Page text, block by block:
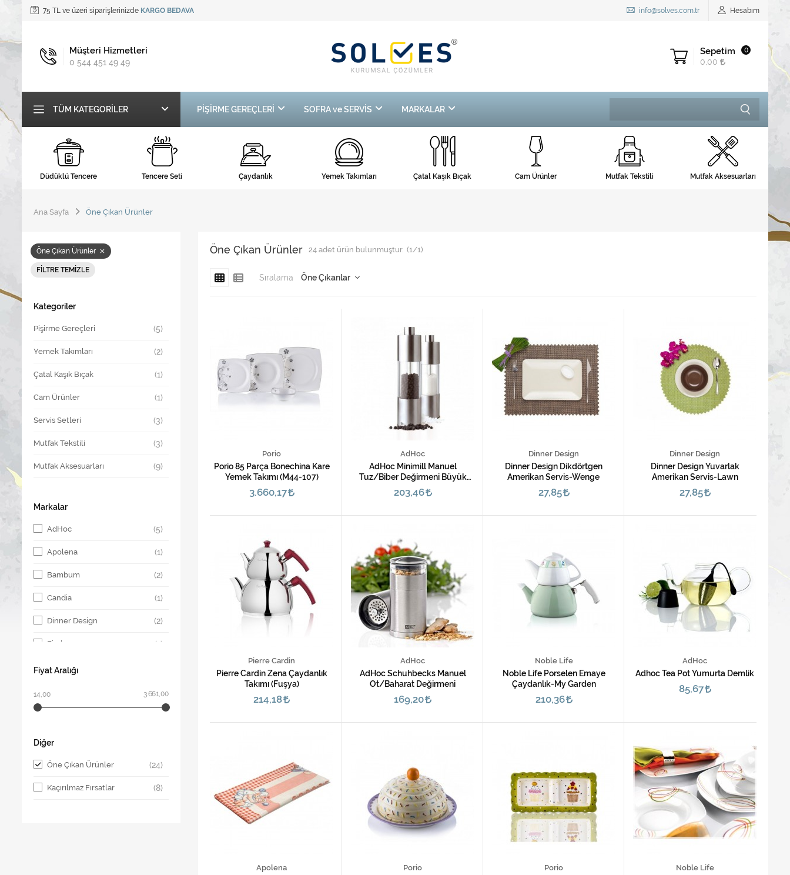
75 TL ve üzeri siparişlerinizde KARGO BEDAVA info@solves.com.tr Hesabım
Müşteri Hizmetleri
0 544 451 49 49
Sepetim 0
0,00
TÜM KATEGORILER PİŞİRME GEREÇLERİ SOFRA ve SERVİS MARKALAR
Düdüklü Tencere Tencere Seti Çaydanlık Yemek Takımları Çatal Kaşık Bıçak Cam Ürünler Mutfak Tekstili Mutfak Aksesuarları
Ana Sayfa Öne Çıkan Ürünler
Öne Çıkan Ürünler 24 adet ürün bulunmuştur. (1/1)
Sıralama
Porio
Porio 85 Parça Bonechina Kare
Yemek Takımı (M44-107)
3.660,17
AdHoc
AdHoc Minimill Manuel
Tuz/Biber Değirmeni Büyük
Boy
203,46
Dinner Design
Dinner Design Dikdörtgen
Amerikan Servis-Wenge
27,85
Dinner Design
Dinner Design Yuvarlak
Amerikan Servis-Lawn
27,85
Pierre Cardin
Pierre Cardin Zena Çaydanlık
Takımı (Fuşya)
214,18
AdHoc
AdHoc Schuhbecks Manuel
Ot/Baharat Değirmeni
169,20
Noble Life
Noble Life Porselen Emaye
Çaydanlık-My Garden
210,36
AdHoc
Adhoc Tea Pot Yumurta Demlik
85,67
Apolena Porio Porio Noble Life
Öne Çıkan Ürünler
FILTRE TEMIZLE
Kategoriler
Pişirme Gereçleri
Yemek Takımları
Çatal Kaşık Bıçak
Cam Ürünler
Servis Setleri
Mutfak Tekstili
Mutfak Aksesuarları
Markalar
AdHoc (5)
Apolena (1)
Bambum (2)
Candia (1)
Dinner Design (2)
Fissler (1)
Hisar
(2)
(2)
Fiyat Aralığı
14,00 3.661,00
Diğer
Öne Çıkan Ürünler (24)
Kaçırılmaz Fırsatlar (8)